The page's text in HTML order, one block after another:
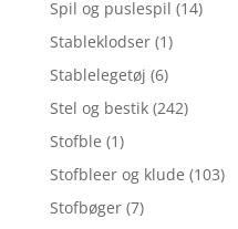
Spil og puslespil (14)
Stableklodser (1)
Stablelegetøj (6)
Stel og bestik (242)
Stofble (1)
Stofbleer og klude (103)
Stofbøger (7)